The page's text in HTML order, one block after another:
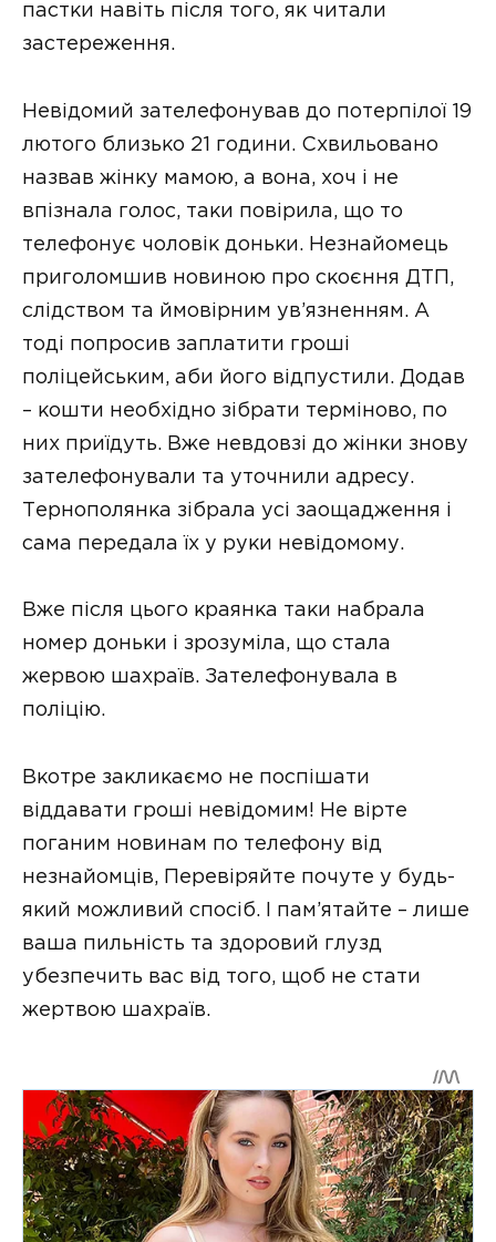
пастки навіть після того, як читали
застереження.
Невідомий зателефонував до потерпілої 19
лютого близько 21 години. Схвильовано
назвав жінку мамою, а вона, хоч і не
впізнала голос, таки повірила, що то
телефонує чоловік доньки. Незнайомець
приголомшив новиною про скоєння ДТП,
слідством та ймовірним ув’язненням. А
тоді попросив заплатити гроші
поліцейським, аби його відпустили. Додав
– кошти необхідно зібрати терміново, по
них приїдуть. Вже невдовзі до жінки знову
зателефонували та уточнили адресу.
Тернополянка зібрала усі заощадження і
сама передала їх у руки невідомому.
Вже після цього краянка таки набрала
номер доньки і зрозуміла, що стала
жервою шахраїв. Зателефонувала в
поліцію.
Вкотре закликаємо не поспішати
віддавати гроші невідомим! Не вірте
поганим новинам по телефону від
незнайомців, Перевіряйте почуте у будь-
який можливий спосіб. І пам’ятайте – лише
ваша пильність та здоровий глузд
убезпечить вас від того, щоб не стати
жертвою шахраїв.